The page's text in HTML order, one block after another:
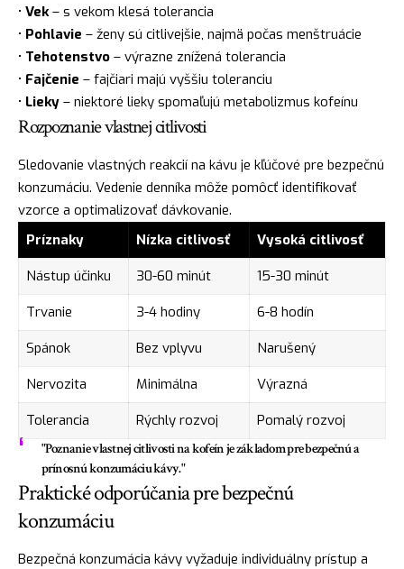
• Vek– s vekom klesá tolerancia
• Pohlavie – ženy sú citlivejšie, najmä počas menštruácie
• Tehotenstvo – výrazne znížená tolerancia
• Fajčenie – fajčiari majú vyššiu toleranciu
• Lieky – niektoré lieky spomaľujú metabolizmus kofeínu
Rozpoznanie vlastnej citlivosti
Sledovanie vlastných reakcií na kávu je kľúčové pre bezpečnú
konzumáciu. Vedenie denníka môže pomôcť identifikovať
vzorce a optimalizovať dávkovanie.
Príznaky
Nízka citlivosť
Vysoká citlivosť
Nástup účinku
30-60 minút
15-30 minút
Trvanie
3-4 hodiny
6-8 hodín
Spánok
Bez vplyvu
Narušený
Nervozita
Minimálna
Výrazná
Tolerancia
Rýchly rozvoj Pomalý rozvoj
"Poznanie vlastnej citlivosti na kofeín je základom pre bezpečnú a
prínosnú konzumáciu kávy."
Praktické odporúčania pre bezpečnú
konzumáciu
Bezpečná konzumácia kávy vyžaduje individuálny prístup a